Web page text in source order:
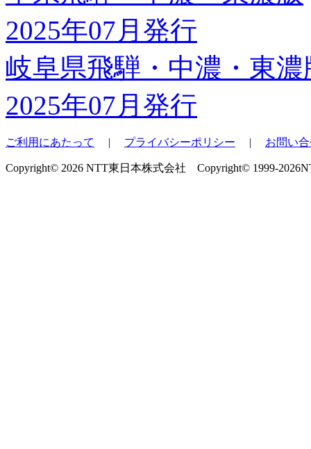
岐阜県飛騨・中濃・東濃
2025年07月発行
ご利用にあたって | プライバシーポリシー | お問い
Copyright© 2026 NTT東日本株式会社 Copyright© 1999-